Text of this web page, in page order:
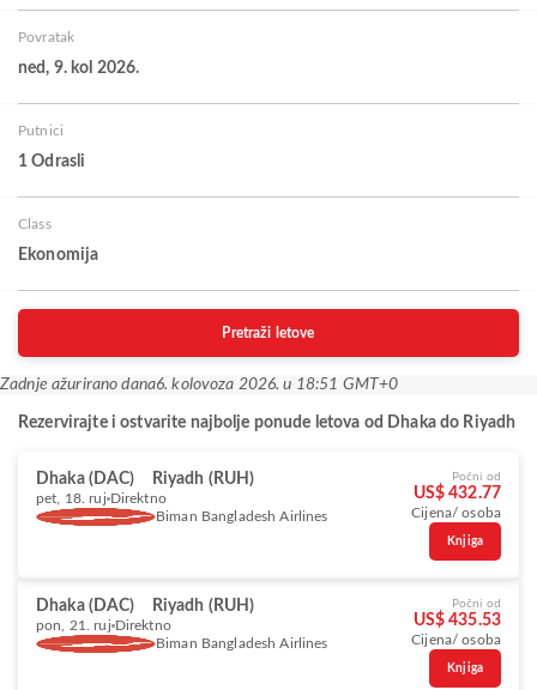
Povratak
ned, 9. kol 2026.
Putnici
1 Odrasli
Class
Ekonomija
Pretraži letove
Zadnje ažurirano dana6. kolovoza 2026. u 18:51 GMT+0
Rezervirajte i ostvarite najbolje ponude letova od Dhaka do Riyadh
Dhaka (DAC) Riyadh (RUH)
pet, 18. ruj Direktno
Biman Bangladesh Airlines
Počni od
US$ 432.77
Cijena/ osoba
Knjiga
Dhaka (DAC) Riyadh (RUH)
pon, 21. ruj Direktno
Biman Bangladesh Airlines
Počni od
US$ 435.53
Cijena/ osoba
Knjiga